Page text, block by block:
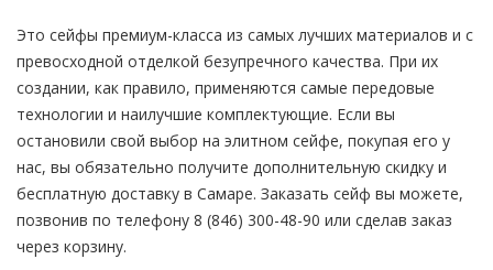
Это сейфы премиум-класса из самых лучших материалов и с
превосходной отделкой безупречного качества. При их
создании, как правило, применяются самые передовые
технологии и наилучшие комплектующие. Если вы
остановили свой выбор на элитном сейфе, покупая его у
нас, вы обязательно получите дополнительную скидку и
бесплатную доставку в Самаре. Заказать сейф вы можете,
позвонив по телефону 8 (846) 300-48-90 или сделав заказ
через корзину.